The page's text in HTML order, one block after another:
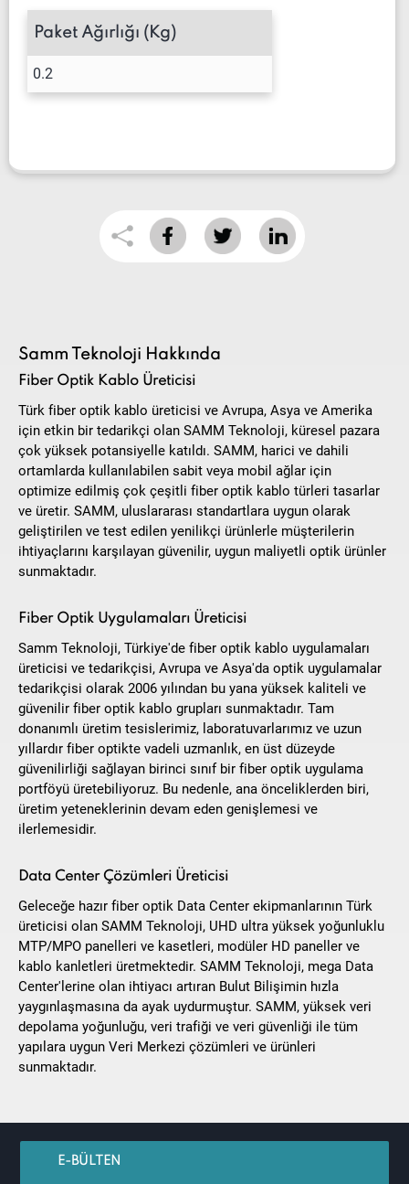
Paket Ağırlığı (Kg)
0.2
Samm Teknoloji Hakkında
Fiber Optik Kablo Üreticisi
Türk fiber optik kablo üreticisi ve Avrupa, Asya ve Amerika
için etkin bir tedarikçi olan SAMM Teknoloji, küresel pazara
çok yüksek potansiyelle katıldı. SAMM, harici ve dahili
ortamlarda kullanılabilen sabit veya mobil ağlar için
optimize edilmiş çok çeşitli fiber optik kablo türleri tasarlar
ve üretir. SAMM, uluslararası standartlara uygun olarak
geliştirilen ve test edilen yenilikçi ürünlerle müşterilerin
ihtiyaçlarını karşılayan güvenilir, uygun maliyetli optik ürünler
sunmaktadır.
Fiber Optik Uygulamaları Üreticisi
Samm Teknoloji, Türkiye'de fiber optik kablo uygulamaları
üreticisi ve tedarikçisi, Avrupa ve Asya'da optik uygulamalar
tedarikçisi olarak 2006 yılından bu yana yüksek kaliteli ve
güvenilir fiber optik kablo grupları sunmaktadır. Tam
donanımlı üretim tesislerimiz, laboratuvarlarımız ve uzun
yıllardır fiber optikte vadeli uzmanlık, en üst düzeyde
güvenilirliği sağlayan birinci sınıf bir fiber optik uygulama
portföyü üretebiliyoruz. Bu nedenle, ana önceliklerden biri,
üretim yeteneklerinin devam eden genişlemesi ve
ilerlemesidir.
Data Center Çözümleri Üreticisi
Geleceğe hazır fiber optik Data Center ekipmanlarının Türk
üreticisi olan SAMM Teknoloji, UHD ultra yüksek yoğunluklu
MTP/MPO panelleri ve kasetleri, modüler HD paneller ve
kablo kanletleri üretmektedir. SAMM Teknoloji, mega Data
Center'lerine olan ihtiyacı artıran Bulut Bilişimin hızla
yaygınlaşmasına da ayak uydurmuştur. SAMM, yüksek veri
depolama yoğunluğu, veri trafiği ve veri güvenliği ile tüm
yapılara uygun Veri Merkezi çözümleri ve ürünleri
sunmaktadır.
E-BÜLTEN